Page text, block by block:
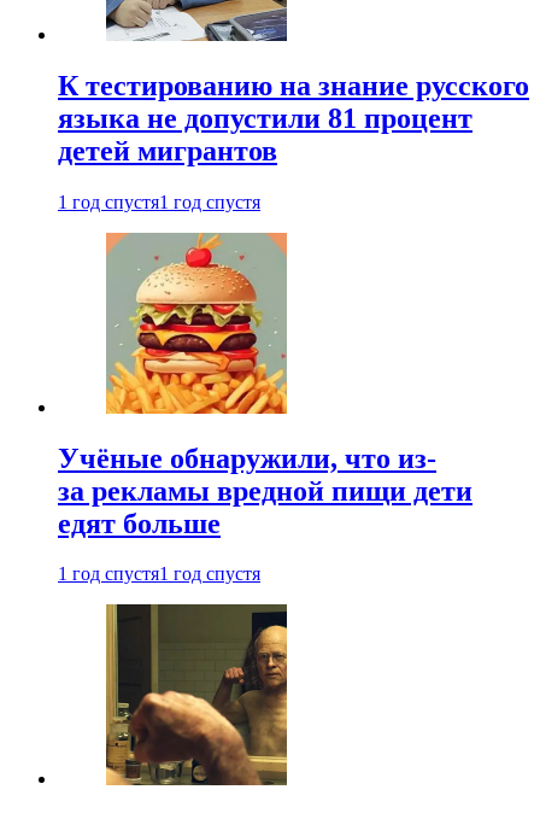
К тестированию на знание русского
языка не допустили 81 процент
детей мигрантов
1 год спустя1 год спустя
Учёные обнаружили, что из-
за рекламы вредной пищи дети
едят больше
1 год спустя1 год спустя